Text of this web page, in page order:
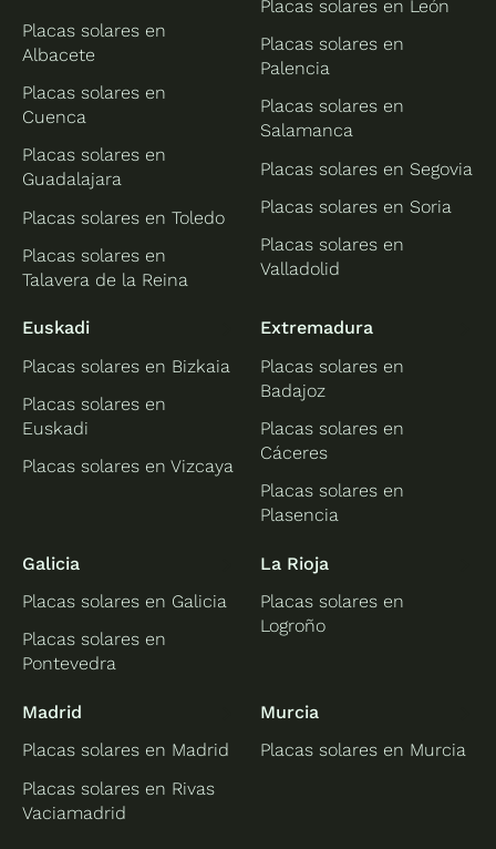
Placas solares en
Albacete
Placas solares en
Cuenca
Placas solares en
Guadalajara
Placas solares en Toledo
Placas solares en
Talavera de la Reina
Placas solares en León
Placas solares en
Palencia
Placas solares en
Salamanca
Placas solares en Segovia
Placas solares en Soria
Placas solares en
Valladolid
Euskadi
Placas solares en Bizkaia
Placas solares en
Euskadi
Placas solares en Vizcaya
Extremadura
Placas solares en
Badajoz
Placas solares en
Cáceres
Placas solares en
Plasencia
Galicia
Placas solares en Galicia
Placas solares en
Pontevedra
La Rioja
Placas solares en
Logroño
Madrid
Placas solares en Madrid
Placas solares en Rivas
Vaciamadrid
Murcia
Placas solares en Murcia